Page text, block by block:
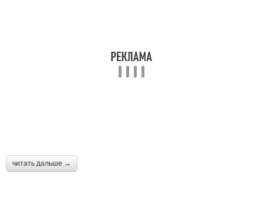
читать дальше →